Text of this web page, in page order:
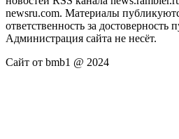
newsru.com. Материалы
ответственность за достоверность
Администрация сайта не несёт.
Сайт от bmb1 @ 2024